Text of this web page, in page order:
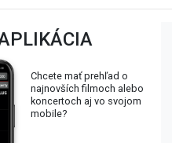
Chcete mať prehľad o
najnovších filmoch alebo
koncertoch aj vo svojom
mobile?